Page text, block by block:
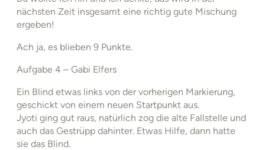
nächsten Zeit insgesamt eine richtig gute Mischung
ergeben!
Ach ja, es blieben 9 Punkte.
Aufgabe 4 – Gabi Elfers
Ein Blind etwas links von der vorherigen Markierung,
geschickt von einem neuen Startpunkt aus.
Jyoti ging gut raus, natürlich zog die alte Fallstelle und
auch das Gestrüpp dahinter. Etwas Hilfe, dann hatte
sie das Blind.